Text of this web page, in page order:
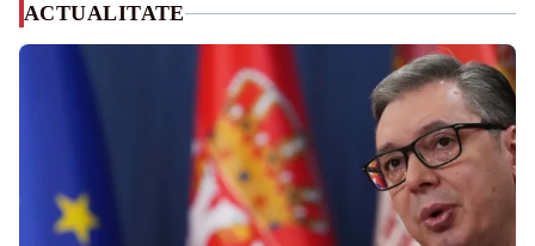
ACTUALITATE